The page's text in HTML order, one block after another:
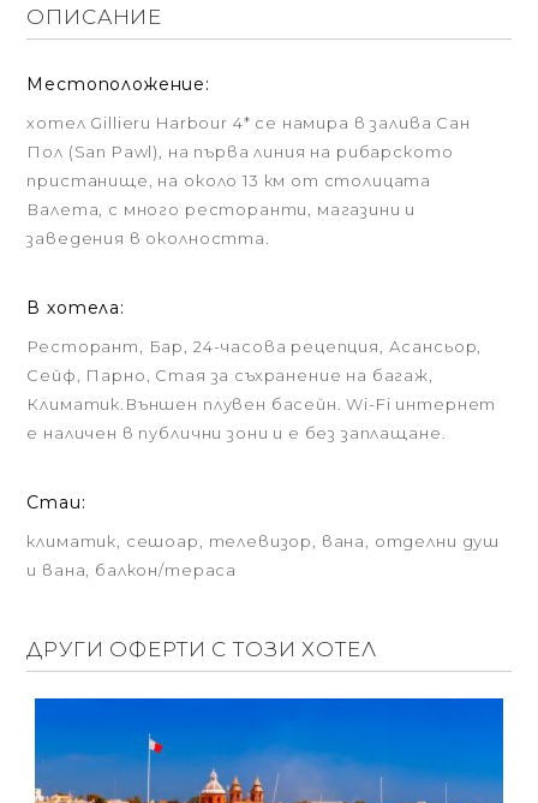
ОПИСАНИЕ
Местоположение:
хотел Gillieru Harbour 4* се намира в залива Сан
Пол (San Pawl), на първа линия на рибарското
пристанище, на около 13 км от столицата
Валета, с много ресторанти, магазини и
заведения в околността.
В хотела:
Ресторант, Бар, 24-часова рецепция, Асансьор,
Сейф, Парно, Стая за съхранение на багаж,
Климатик.Външен плувен басейн. Wi-Fi интернет
е наличен в публични зони и е без заплащане.
Стаи:
климатик, сешоар, телевизор, вана, отделни душ
и вана, балкон/тераса
ДРУГИ ОФЕРТИ С ТОЗИ ХОТЕЛ